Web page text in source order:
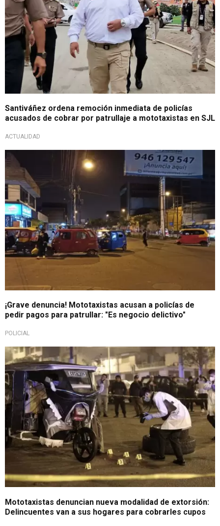
Santiváñez ordena remoción inmediata de policías
acusados de cobrar por patrullaje a mototaxistas en SJL
ACTUALIDAD
Advierten posible manifestación
¡Grave denuncia! Mototaxistas acusan a policías de
pedir pagos para patrullar: "Es negocio delictivo"
POLICIAL
Alertan nueva modalidad
Mototaxistas denuncian nueva modalidad de extorsión:
Delincuentes van a sus hogares para cobrarles cupos